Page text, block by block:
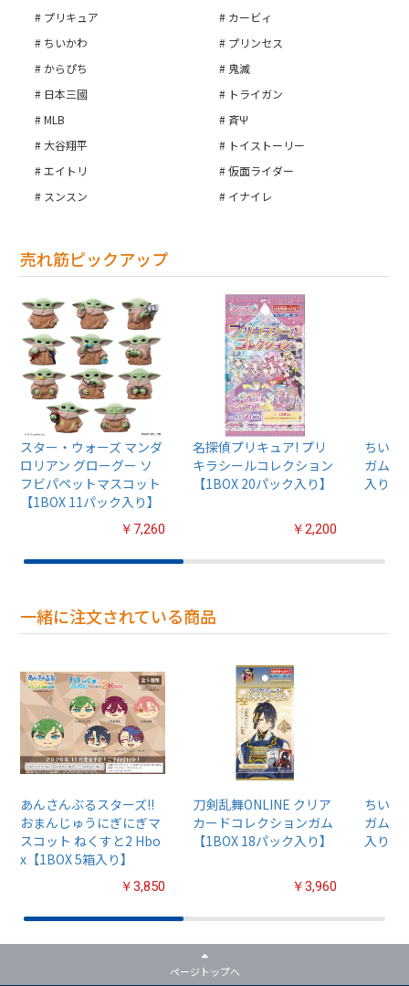
プリキュア
カービィ
ちいかわ
プリンセス
からぴち
鬼滅
日本三國
トライガン
MLB
斉Ψ
大谷翔平
トイストーリー
エイトリ
仮面ライダー
スンスン
イナイレ
売れ筋ピックアップ
スター・ウォーズ マンダ
ロリアン グローグー ソ
フビパペットマスコット
【1BOX 11パック入り】
￥7,260
名探偵プリキュア! プリ
キラシールコレクション
【1BOX 20パック入り】
￥2,200
ちいか
ガム4
入り】
一緒に注文されている商品
あんさんぶるスターズ!!
おまんじゅうにぎにぎマ
スコット ねくすと2 Hbo
x【1BOX 5箱入り】
￥3,850
刀剣乱舞ONLINE クリア
カードコレクションガム
【1BOX 18パック入り】
￥3,960
ちいか
ガム4
入り】
ページトップへ